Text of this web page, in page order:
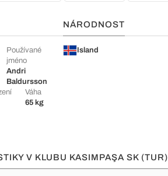
Používané
jméno
Andri
Baldursson
Váha
65 kg
NÁRODNOST
Island
V KLUBU KASIMPAŞA SK (TUR)